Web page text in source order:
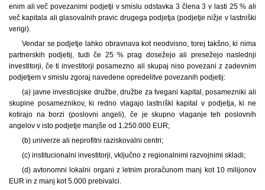
enim ali več povezanimi podjetji v smislu odstavka 3 člena 3 v lasti 25 % ali
več kapitala ali glasovalnih pravic drugega podjetja (podjetje nižje v lastniški
verigi).
Vendar se podjetje lahko obravnava kot neodvisno, torej takšno, ki nima
partnerskih podjetij, tudi če 25 % prag dosežejo ali presežejo naslednji
investitorji, če ti investitorji posamezno ali skupaj niso povezani z zadevnim
podjetjem v smislu zgoraj navedene opredelitve povezanih podjetij:
(a) javne investicijske družbe, družbe za tvegani kapital, posamezniki ali
skupine posameznikov, ki redno vlagajo lastniški kapital v podjetja, ki ne
kotirajo na borzi (poslovni angeli), če je skupno vlaganje teh poslovnih
angelov v isto podjetje manjše od 1.250.000 EUR;
(b) univerze ali neprofitni raziskovalni centri;
(c) institucionalni investitorji, vključno z regionalnimi razvojnimi skladi;
(d) avtonomni lokalni organi z letnim proračunom manj kot 10 milijonov
EUR in z manj kot 5.000 prebivalci.